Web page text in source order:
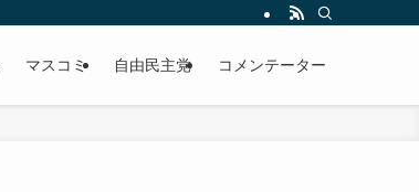
マスコミ 自由民主党 コメンテーター